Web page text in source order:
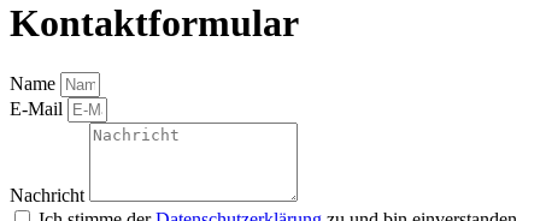
Kontaktformular
Name
E-Mail
Nachricht